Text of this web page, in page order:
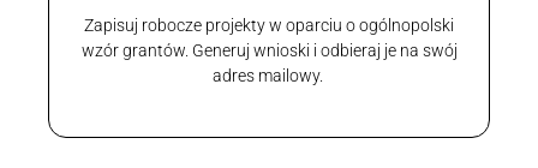
Zapisuj robocze projekty w oparciu o ogólnopolski
wzór grantów. Generuj wnioski i odbieraj je na swój
adres mailowy.